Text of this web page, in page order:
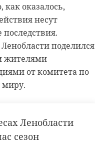
оказалось,
несут
поделился
жителями
от комитета по
Ленобласти
сезон